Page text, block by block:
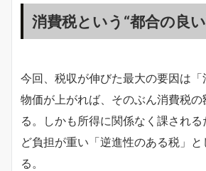
消費税という“都合の良
今回、税収が伸びた最大の要因は「
物価が上がれば、そのぶん消費税の
る。しかも所得に関係なく課され
ど負担が重い「逆進性のある税」
る。